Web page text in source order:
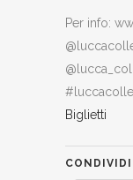
Per info:
Biglietti